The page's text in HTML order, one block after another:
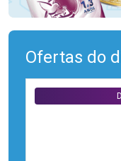
Ofertas do